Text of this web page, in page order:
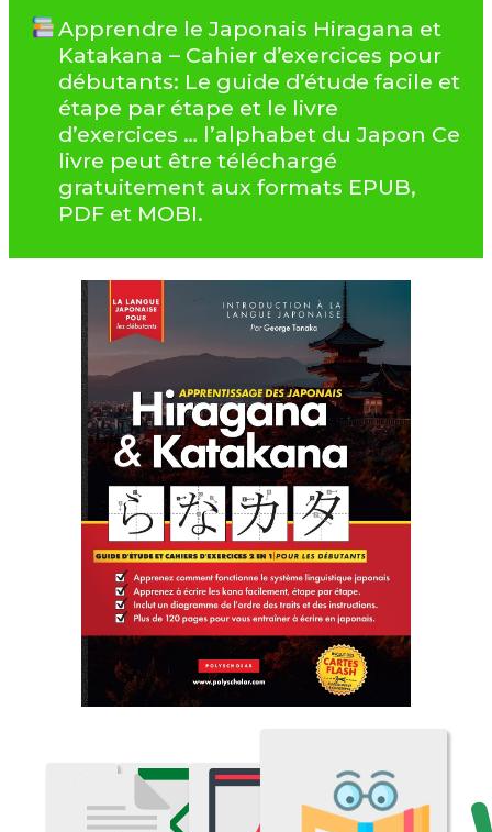
Apprendre le Japonais Hiragana et
Katakana – Cahier d’exercices pour
débutants: Le guide d’étude facile et
étape par étape et le livre
d’exercices … l’alphabet du Japon Ce
livre peut être téléchargé
gratuitement aux formats EPUB,
PDF et MOBI.